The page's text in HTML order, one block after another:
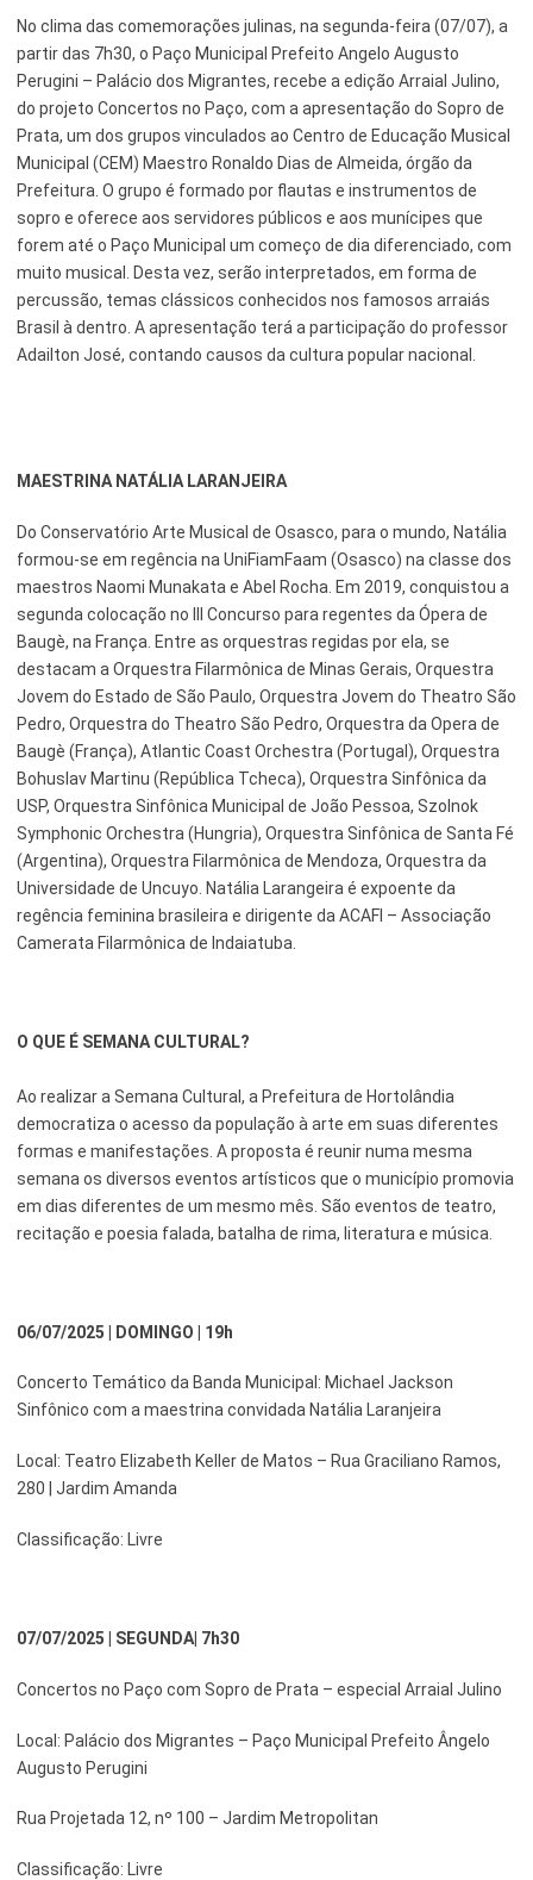
No clima das comemorações julinas, na segunda-feira (07/07), a
partir das 7h30, o Paço Municipal Prefeito Angelo Augusto
Perugini – Palácio dos Migrantes, recebe a edição Arraial Julino,
do projeto Concertos no Paço, com a apresentação do Sopro de
Prata, um dos grupos vinculados ao Centro de Educação Musical
Municipal (CEM) Maestro Ronaldo Dias de Almeida, órgão da
Prefeitura. O grupo é formado por flautas e instrumentos de
sopro e oferece aos servidores públicos e aos munícipes que
forem até o Paço Municipal um começo de dia diferenciado, com
muito musical. Desta vez, serão interpretados, em forma de
percussão, temas clássicos conhecidos nos famosos arraiás
Brasil à dentro. A apresentação terá a participação do professor
Adailton José, contando causos da cultura popular nacional.
MAESTRINA NATÁLIA LARANJEIRA
Do Conservatório Arte Musical de Osasco, para o mundo, Natália
formou-se em regência na UniFiamFaam (Osasco) na classe dos
maestros Naomi Munakata e Abel Rocha. Em 2019, conquistou a
segunda colocação no III Concurso para regentes da Ópera de
Baugè, na França. Entre as orquestras regidas por ela, se
destacam a Orquestra Filarmônica de Minas Gerais, Orquestra
Jovem do Estado de São Paulo, Orquestra Jovem do Theatro São
Pedro, Orquestra do Theatro São Pedro, Orquestra da Opera de
Baugè (França), Atlantic Coast Orchestra (Portugal), Orquestra
Bohuslav Martinu (República Tcheca), Orquestra Sinfônica da
USP, Orquestra Sinfônica Municipal de João Pessoa, Szolnok
Symphonic Orchestra (Hungria), Orquestra Sinfônica de Santa Fé
(Argentina), Orquestra Filarmônica de Mendoza, Orquestra da
Universidade de Uncuyo. Natália Larangeira é expoente da
regência feminina brasileira e dirigente da ACAFI – Associação
Camerata Filarmônica de Indaiatuba.
O QUE É SEMANA CULTURAL?
Ao realizar a Semana Cultural, a Prefeitura de Hortolândia
democratiza o acesso da população à arte em suas diferentes
formas e manifestações. A proposta é reunir numa mesma
semana os diversos eventos artísticos que o município promovia
em dias diferentes de um mesmo mês. São eventos de teatro,
recitação e poesia falada, batalha de rima, literatura e música.
06/07/2025 | DOMINGO | 19h
Concerto Temático da Banda Municipal: Michael Jackson
Sinfônico com a maestrina convidada Natália Laranjeira
Local: Teatro Elizabeth Keller de Matos – Rua Graciliano Ramos,
280 | Jardim Amanda
Classificação: Livre
07/07/2025 | SEGUNDA| 7h30
Concertos no Paço com Sopro de Prata – especial Arraial Julino
Local: Palácio dos Migrantes – Paço Municipal Prefeito Ângelo
Augusto Perugini
Rua Projetada 12, nº 100 – Jardim Metropolitan
Classificação: Livre